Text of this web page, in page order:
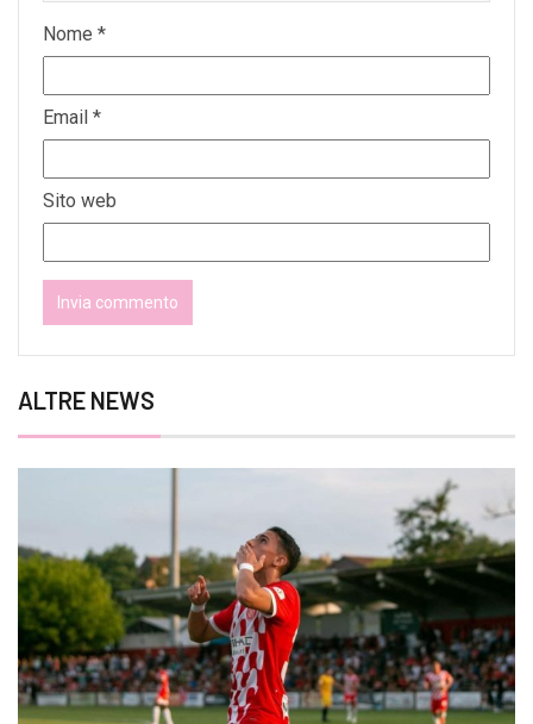
Nome *
Email *
Sito web
ALTRE NEWS